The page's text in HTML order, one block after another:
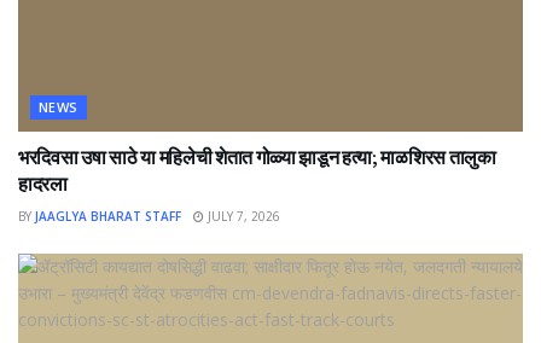
NEWS
भरदिवसा उषा साठे या महिलेची शेतात गोळ्या झाडून हत्या; माळशिरस तालुका
हादरला
BY JAAGLYA BHARAT STAFF JULY 7, 2026